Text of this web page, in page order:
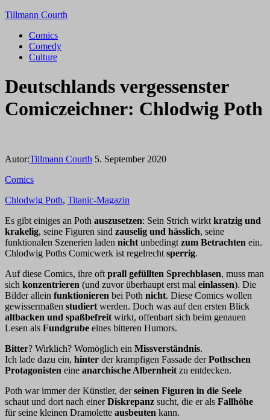
Tillmann Courth
Comics
Comedy
Culture
Deutschlands vergessenster
Comiczeichner: Chlodwig Poth
Autor:Tillmann Courth 5. September 2020
Comics
Chlodwig Poth, Titanic-Magazin
Es gibt einiges an Poth auszusetzen: Sein Strich wirkt kratzig und
krakelig, seine Figuren sind zauselig und hässlich, seine
funktionalen Szenerien laden nicht unbedingt zum Betrachten ein.
Chlodwig Poths Comicwerk ist regelrecht sperrig.
Auf diese Comics, ihre oft prall gefüllten Sprechblasen, muss man
sich konzentrieren (und zuvor überhaupt erst mal einlassen). Die
Bilder allein funktionieren bei Poth nicht. Diese Comics wollen
gewissermaßen studiert werden. Doch was auf den ersten Blick
altbacken und spaßbefreit wirkt, offenbart sich beim genauen
Lesen als Fundgrube eines bitteren Humors.
Bitter? Wirklich? Womöglich ein Missverständnis.
Ich lade dazu ein, hinter der krampfigen Fassade derPothschen
Protagonisten eine anarchische Albernheit zu entdecken.
Poth war immer der Künstler, derseinen Figuren in die Seele
schaut und dort nach einerDiskrepanz sucht, die er als Fallhöhe
für seine kleinen Dramolette ausbeuten kann.